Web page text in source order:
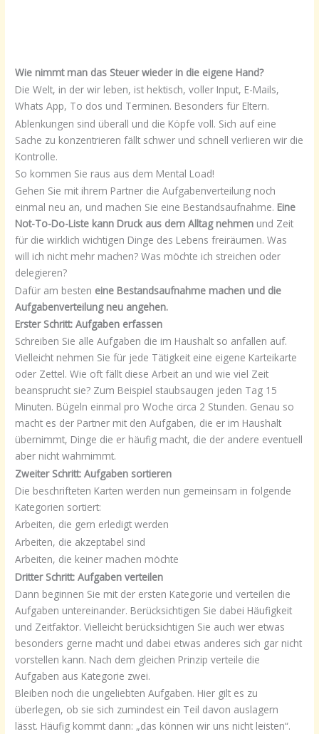
Wie nimmt man das Steuer wieder in die eigene Hand?
Die Welt, in der wir leben, ist hektisch, voller Input, E-Mails,
Whats App, To dos und Terminen. Besonders für Eltern.
Ablenkungen sind überall und die Köpfe voll. Sich auf eine
Sache zu konzentrieren fällt schwer und schnell verlieren wir die
Kontrolle.
So kommen Sie raus aus dem Mental Load!
Gehen Sie mit ihrem Partner die Aufgabenverteilung noch
einmal neu an, und machen Sie eine Bestandsaufnahme. Eine
Not-To-Do-Liste kann Druck aus dem Alltag nehmen und Zeit
für die wirklich wichtigen Dinge des Lebens freiräumen. Was
will ich nicht mehr machen? Was möchte ich streichen oder
delegieren?
Dafür am besten eine Bestandsaufnahme machen und die
Aufgabenverteilung neu angehen.
Erster Schritt: Aufgaben erfassen
Schreiben Sie alle Aufgaben die im Haushalt so anfallen auf.
Vielleicht nehmen Sie für jede Tätigkeit eine eigene Karteikarte
oder Zettel. Wie oft fällt diese Arbeit an und wie viel Zeit
beansprucht sie? Zum Beispiel staubsaugen jeden Tag 15
Minuten. Bügeln einmal pro Woche circa 2 Stunden. Genau so
macht es der Partner mit den Aufgaben, die er im Haushalt
übernimmt, Dinge die er häufig macht, die der andere eventuell
aber nicht wahrnimmt.
Zweiter Schritt: Aufgaben sortieren
Die beschrifteten Karten werden nun gemeinsam in folgende
Kategorien sortiert:
Arbeiten, die gern erledigt werden
Arbeiten, die akzeptabel sind
Arbeiten, die keiner machen möchte
Dritter Schritt: Aufgaben verteilen
Dann beginnen Sie mit der ersten Kategorie und verteilen die
Aufgaben untereinander. Berücksichtigen Sie dabei Häufigkeit
und Zeitfaktor. Vielleicht berücksichtigen Sie auch wer etwas
besonders gerne macht und dabei etwas anderes sich gar nicht
vorstellen kann. Nach dem gleichen Prinzip verteile die
Aufgaben aus Kategorie zwei.
Bleiben noch die ungeliebten Aufgaben. Hier gilt es zu
überlegen, ob sie sich zumindest ein Teil davon auslagern
lässt. Häufig kommt dann: „das können wir uns nicht leisten“.